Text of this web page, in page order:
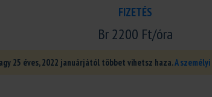
FIZETÉS
Br 2200 Ft/óra
25 éves, 2022 januárjától többet vihetsz haza.A